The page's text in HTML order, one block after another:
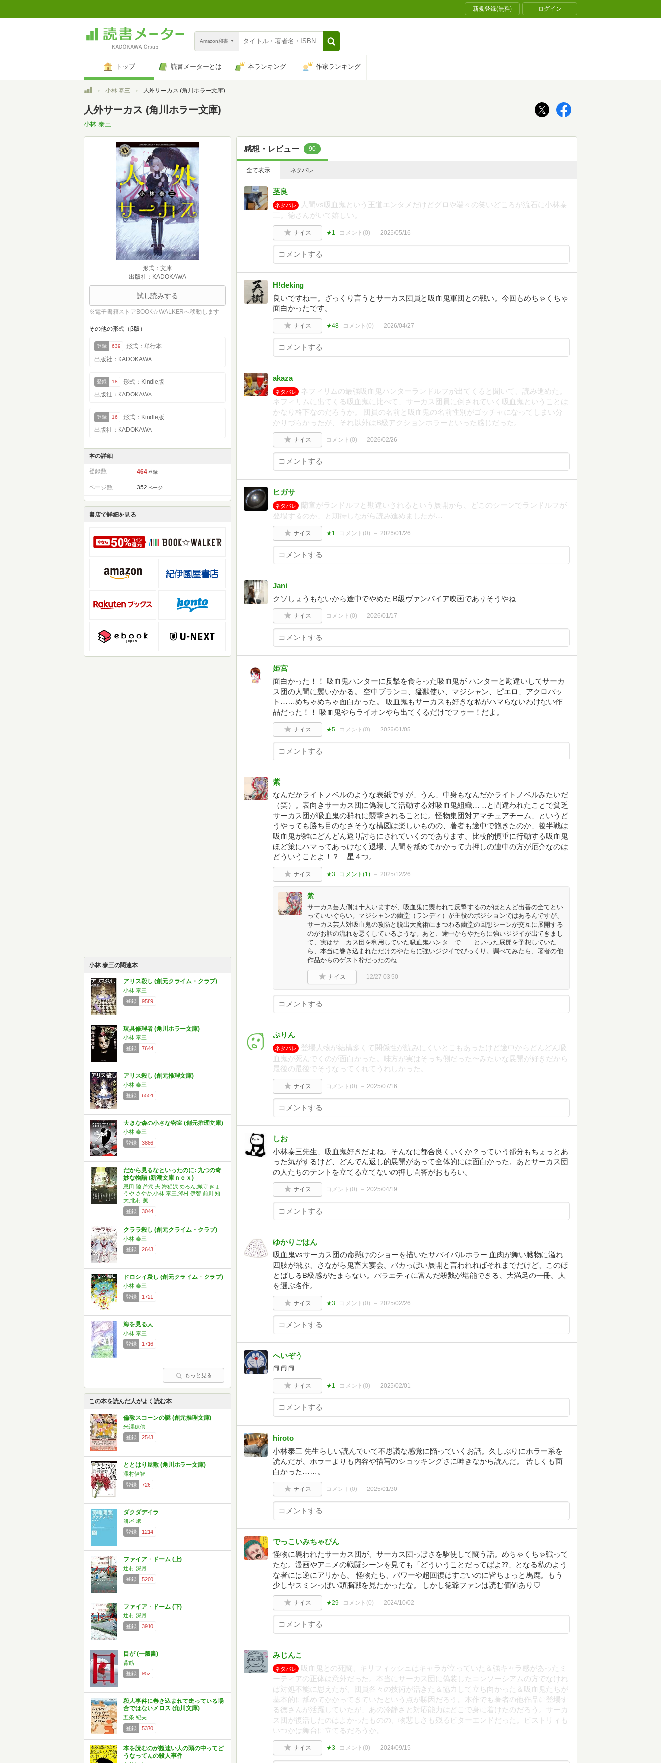
新規登録(無料) ログイン
Amazon和書
トップ 読書メーターとは 本ランキング 作家ランキング
トップ小林 泰三 人外サーカス (角川ホラー文庫)
人外サーカス (角川ホラー文庫)
小林 泰三
形式：文庫
出版社：KADOKAWA
試し読みする
※電子書籍ストアBOOK☆WALKERへ移動します
その他の形式（β版）
登録 639
形式：単行本
出版社：KADOKAWA
登録 18
形式：Kindle版
出版社：KADOKAWA
登録 16
形式：Kindle版
出版社：KADOKAWA
本の詳細
登録数 464 登録
ページ数 352 ページ
書店で詳細を見る
小林 泰三の関連本
アリス殺し (創元クライム・クラブ)
小林 泰三
登録
9589
玩具修理者 (角川ホラー文庫)
小林 泰三
登録
7644
アリス殺し (創元推理文庫)
小林 泰三
登録
6554
大きな森の小さな密室 (創元推理文庫)
小林 泰三
登録
3886
だから見るなといったのに: 九つの奇
妙な物語 (新潮文庫ｎｅｘ)
恩田 陸,芦沢 央,海猫沢 めろん,織守 きょ
うや,さやか,小林 泰三,澤村 伊智,前川 知
大,北村 薫
登録
3044
クララ殺し (創元クライム・クラブ)
小林 泰三
登録
2643
ドロシイ殺し (創元クライム・クラブ)
小林 泰三
登録
1721
海を見る人
小林 泰三
登録
1716
もっと見る
この本を読んだ人がよく読む本
倫敦スコーンの謎 (創元推理文庫)
米澤穂信
登録
2543
ととはり屋敷 (角川ホラー文庫)
澤村伊智
登録
726
ダクダデイラ
餅屋 蛾
登録
1214
ファイア・ドーム (上)
辻村 深月
登録
5200
ファイア・ドーム (下)
辻村 深月
登録
3910
目が (一般書)
背筋
登録
952
殺人事件に巻き込まれて走っている場
合ではないメロス (角川文庫)
五条 紀夫
登録
5370
本を読むのが超速い人の頭の中ってど
うなってんの殺人事件
感想・レビュー 90
全て表示 ネタバレ
茎良
ネタバレ
人間vs吸血鬼という王道エンタメだけどグロや端々の笑いどころが流石に小林泰
三。徳さんがいて嬉しい。
ナイス ★1 コメント(0) 2026/05/16
H!deking
良いですねー。ざっくり言うとサーカス団員と吸血鬼軍団との戦い。今回もめちゃくちゃ
面白かったです。
ナイス ★48 コメント(0) 2026/04/27
akaza
ネタバレ
ネフィリムの最強吸血鬼ハンターランドルフが出てくると聞いて、読み進めた。
ネフィリムに出てくる吸血鬼に比べて、サーカス団員に倒されていく吸血鬼ということは
かなり格下なのだろうか。 団員の名前と吸血鬼の名前性別がゴッチャになってしまい分
かりづらかったが、それ以外はB級アクションホラーといった感じだった。
ナイス コメント(0) 2026/02/26
ヒガサ
ネタバレ
蘭童がランドルフと勘違いされるという展開から、どこのシーンでランドルフが
登場するのか、と期待しながら読み進めましたが…
ナイス ★1 コメント(0) 2026/01/26
Jani
クソしょうもないから途中でやめた B級ヴァンパイア映画でありそうやね
ナイス コメント(0) 2026/01/17
姫宮
面白かった！！ 吸血鬼ハンターに反撃を食らった吸血鬼が ハンターと勘違いしてサーカ
ス団の人間に襲いかかる。 空中ブランコ、猛獣使い、マジシャン、ピエロ、アクロバッ
ト……めちゃめちゃ面白かった。 吸血鬼もサーカスも好きな私がハマらないわけない作
品だった！！ 吸血鬼やらライオンやら出てくるだけでフゥー！だよ。
ナイス ★5 コメント(0) 2026/01/05
紫
なんだかライトノベルのような表紙ですが、うん、中身もなんだかライトノベルみたいだ
（笑）。表向きサーカス団に偽装して活動する対吸血鬼組織……と間違われたことで貧乏
サーカス団が吸血鬼の群れに襲撃されることに。怪物集団対アマチュアチーム、というど
うやっても勝ち目のなさそうな構図は楽しいものの、著者も途中で飽きたのか、後半戦は
吸血鬼が雑にどんどん返り討ちにされていくのであります。比較的慎重に行動する吸血鬼
ほど策にハマってあっけなく退場、人間を舐めてかかって力押しの連中の方が厄介なのは
どういうことよ！？ 星４つ。
ナイス ★3 コメント(1) 2025/12/26
紫
サーカス芸人側は十人いますが、吸血鬼に襲われて反撃するのがほとんど出番の全てとい
っていいぐらい。マジシャンの蘭堂（ランディ）が主役のポジションではあるんですが、
サーカス芸人対吸血鬼の攻防と脱出大魔術にまつわる蘭堂の回想シーンが交互に展開する
のがお話の流れを悪くしているような。あと、途中からやたらに強いジジイが出てきまし
て、実はサーカス団を利用していた吸血鬼ハンターで……といった展開を予想していた
ら、本当に巻き込まれただけのやたらに強いジジイでびっくり。調べてみたら、著者の他
作品からのゲスト枠だったのね……
ナイス 12/27 03:50
ぷりん
ネタバレ
登場人物が結構多くて関係性が読みにくいとこもあったけど途中からどんどん吸
血鬼が死んでくのが面白かった。味方が実はそっち側だった〜みたいな展開が好きだから
最後の最後でそうなってくれてうれしかった。
ナイス コメント(0) 2025/07/16
しお
小林泰三先生、吸血鬼好きだよね。そんなに都合良くいくか？っていう部分もちょっとあ
った気がするけど、どんでん返し的展開があって全体的には面白かった。あとサーカス団
の人たちのテントを立てる立てないの押し問答がおもろい。
ナイス コメント(0) 2025/04/19
ゆかりごはん
吸血鬼vsサーカス団の命懸けのショーを描いたサバイバルホラー 血肉が舞い臓物に溢れ
四肢が飛ぶ、さながら鬼畜大宴会。バカっぽい展開と言われればそれまでだけど、このほ
とばしるB級感がたまらない。バラエティに富んだ殺戮が堪能できる、大満足の一冊。人
を選ぶ名作。
ナイス ★3 コメント(0) 2025/02/26
へいぞう
📕📕📕
ナイス ★1 コメント(0) 2025/02/01
hiroto
小林泰三 先生らしい読んでいて不思議な感覚に陥っていくお話。久しぶりにホラー系を
読んだが、ホラーよりも内容や描写のショッキングさに呻きながら読んだ。 苦しくも面
白かった……。
ナイス コメント(0) 2025/01/30
でっこいみちゃぴん
怪物に襲われたサーカス団が、サーカス団っぽさを駆使して闘う話。めちゃくちゃ戦って
たな。漫画やアニメの戦闘シーンを見ても「どういうことだってばよ⁇」となる私のよう
な者には逆にアリかも。 怪物たち、パワーや超回復はすごいのに皆ちょっと馬鹿。もう
少しヤスミンっぽい頭脳戦を見たかったな。 しかし徳爺ファンは読む価値あり♡
ナイス ★29 コメント(0) 2024/10/02
みじんこ
ネタバレ
吸血鬼との死闘、キリフィッシュはキャラが立っていた＆強キャラ感があったミ
ーティアの正体は意外だった。本当にサーカス団に偽装したコンソーシアムの方でなけれ
ば対処不能に思えたが、団員各々の技術が活きた＆協力して立ち向かった＆吸血鬼たちが
基本的に舐めてかかってきていたという点が勝因だろう。本作でも著者の他作品に登場す
る徳さんが活躍していたが、あの冷静さと対応能力はどこで身に着けたのだろう。サーカ
ス団が復活したのはよかったものの、物悲しさも残るビターエンドだった。ビストリィも
いつかは舞台に立てるだろうか。
ナイス ★3 コメント(0) 2024/09/15